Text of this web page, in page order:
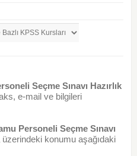
Seçme Sınavı Hazırlık
e-mail ve bilgileri
Personeli Seçme Sınavı
konumu aşağıdaki